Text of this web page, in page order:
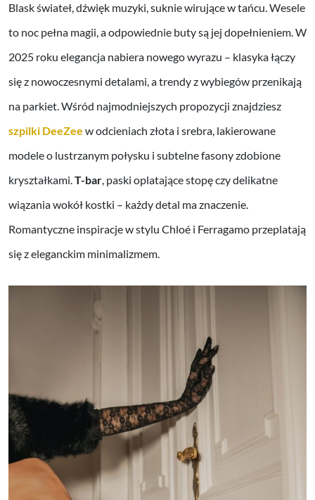
Blask świateł, dźwięk muzyki, suknie wirujące w tańcu. Wesele
to noc pełna magii, a odpowiednie buty są jej dopełnieniem. W
2025 roku elegancja nabiera nowego wyrazu – klasyka łączy
się z nowoczesnymi detalami, a trendy z wybiegów przenikają
na parkiet. Wśród najmodniejszych propozycji znajdziesz
szpilki DeeZee w odcieniach złota i srebra, lakierowane
modele o lustrzanym połysku i subtelne fasony zdobione
kryształkami.T-bar, paski oplatające stopę czy delikatne
wiązania wokół kostki – każdy detal ma znaczenie.
Romantyczne inspiracje w stylu Chloé i Ferragamo przeplatają
się z eleganckim minimalizmem.